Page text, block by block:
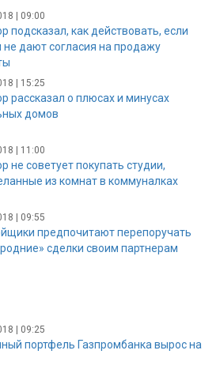
| 09:00
подсказал, как действовать, если
не дают согласия на продажу
| 15:25
рассказал о плюсах и минусах
домов
| 11:00
не советует покупать студии,
из комнат в коммуналках
| 09:55
предпочитают перепоручать
сделки своим партнерам
| 09:25
портфель Газпромбанка вырос на